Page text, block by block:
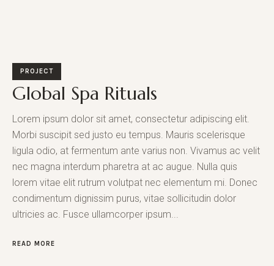
PROJECT
Global Spa Rituals
Lorem ipsum dolor sit amet, consectetur adipiscing elit.
Morbi suscipit sed justo eu tempus. Mauris scelerisque
ligula odio, at fermentum ante varius non. Vivamus ac velit
nec magna interdum pharetra at ac augue. Nulla quis
lorem vitae elit rutrum volutpat nec elementum mi. Donec
condimentum dignissim purus, vitae sollicitudin dolor
ultricies ac. Fusce ullamcorper ipsum...
READ MORE